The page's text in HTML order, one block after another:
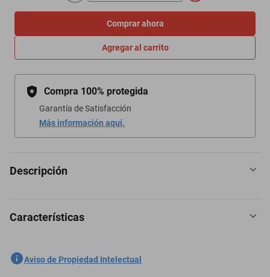
Comprar ahora
Agregar al carrito
Compra 100% protegida
Garantía de Satisfacción
Más información aquí.
Descripción
Estos Lentes de Sol marca TOMMY HILFIGER modelo 66397529
Medidas: Ancho: 56mm Puente: 17mm Largo de Varilla: 145mm.
Características
SKU
Aviso de Propiedad Intelectual